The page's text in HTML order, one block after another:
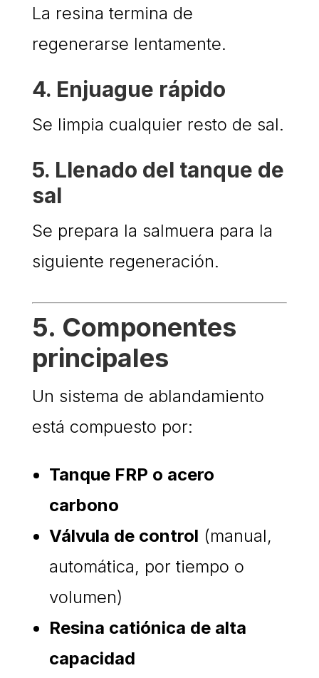
La resina termina de
regenerarse lentamente.
4. Enjuague rápido
Se limpia cualquier resto de sal.
5. Llenado del tanque de
sal
Se prepara la salmuera para la
siguiente regeneración.
5. Componentes
principales
Un sistema de ablandamiento
está compuesto por:
Tanque FRP o acero
carbono
Válvula de control (manual,
automática, por tiempo o
volumen)
Resina catiónica de alta
capacidad